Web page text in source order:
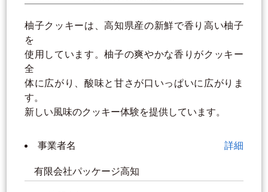
柚子クッキーは、高知県産の新鮮で香り高い柚子
を
使用しています。柚子の爽やかな香りがクッキー
全
体に広がり、酸味と甘さが口いっぱいに広がりま
す。
新しい風味のクッキー体験を提供しています。
事業者名 詳細
有限会社パッケージ高知